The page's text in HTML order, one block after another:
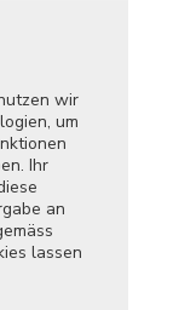
wir
um
Ihr
an
lassen